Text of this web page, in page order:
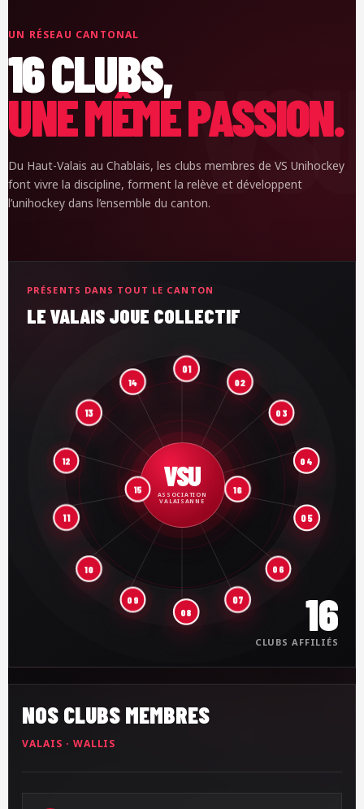
UN RÉSEAU CANTONAL
16 CLUBS,
UNE MÊME PASSION.
Du Haut-Valais au Chablais, les clubs membres de VS Unihockey
font vivre la discipline, forment la relève et développent
l’unihockey dans l’ensemble du canton.
PRÉSENTS DANS TOUT LE CANTON
LE VALAIS JOUE COLLECTIF
VSU
ASSOCIATION
VALAISANNE
01
02
03
04
05
06
07
08
09
10
11
12
13
14
15 16
16
CLUBS AFFILIÉS
NOS CLUBS MEMBRES
VALAIS · WALLIS